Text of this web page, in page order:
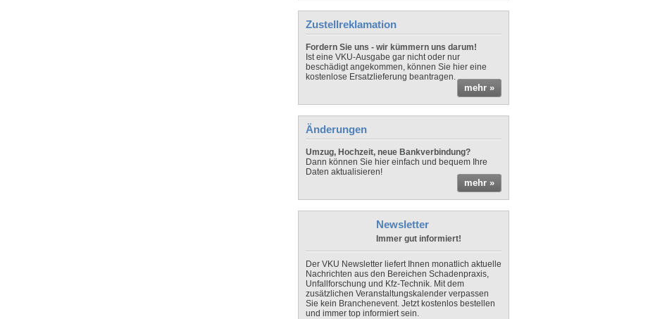
Zustellreklamation
Fordern Sie uns - wir kümmern uns darum!
Ist eine VKU-Ausgabe gar nicht oder nur
beschädigt angekommen, können Sie hier eine
kostenlose Ersatzlieferung beantragen.
mehr »
Änderungen
Umzug, Hochzeit, neue Bankverbindung?
Dann können Sie hier einfach und bequem Ihre
Daten aktualisieren!
mehr »
Newsletter
Immer gut informiert!
Der VKU Newsletter liefert Ihnen monatlich aktuelle
Nachrichten aus den Bereichen Schadenpraxis,
Unfallforschung und Kfz-Technik. Mit dem
zusätzlichen Veranstaltungskalender verpassen
Sie kein Branchenevent. Jetzt kostenlos bestellen
und immer top informiert sein.